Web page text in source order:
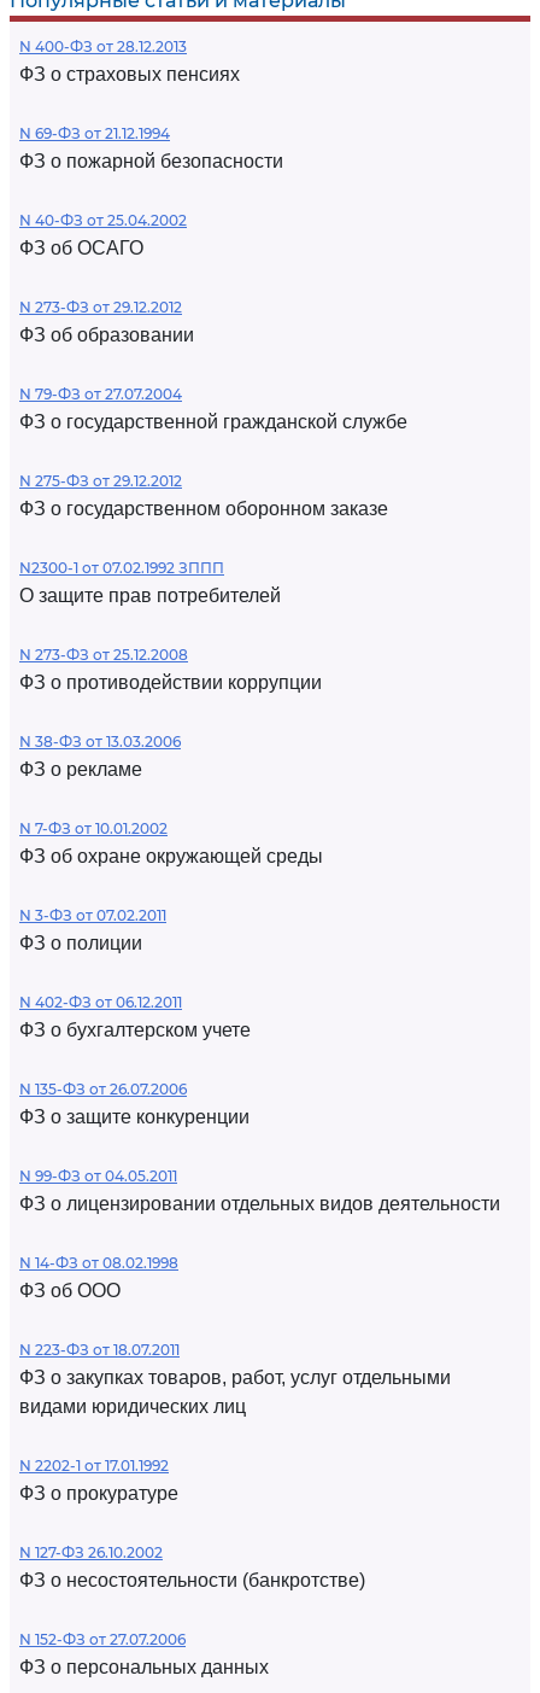
N 400-ФЗ от 28.12.2013
ФЗ о страховых пенсиях
N 69-ФЗ от 21.12.1994
ФЗ о пожарной безопасности
N 40-ФЗ от 25.04.2002
ФЗ об ОСАГО
N 273-ФЗ от 29.12.2012
ФЗ об образовании
N 79-ФЗ от 27.07.2004
ФЗ о государственной гражданской службе
N 275-ФЗ от 29.12.2012
ФЗ о государственном оборонном заказе
N2300-1 от 07.02.1992 ЗППП
О защите прав потребителей
N 273-ФЗ от 25.12.2008
ФЗ о противодействии коррупции
N 38-ФЗ от 13.03.2006
ФЗ о рекламе
N 7-ФЗ от 10.01.2002
ФЗ об охране окружающей среды
N 3-ФЗ от 07.02.2011
ФЗ о полиции
N 402-ФЗ от 06.12.2011
ФЗ о бухгалтерском учете
N 135-ФЗ от 26.07.2006
ФЗ о защите конкуренции
N 99-ФЗ от 04.05.2011
ФЗ о лицензировании отдельных видов деятельности
N 14-ФЗ от 08.02.1998
ФЗ об ООО
N 223-ФЗ от 18.07.2011
ФЗ о закупках товаров, работ, услуг отдельными
видами юридических лиц
N 2202-1 от 17.01.1992
ФЗ о прокуратуре
N 127-ФЗ 26.10.2002
ФЗ о несостоятельности (банкротстве)
N 152-ФЗ от 27.07.2006
ФЗ о персональных данных